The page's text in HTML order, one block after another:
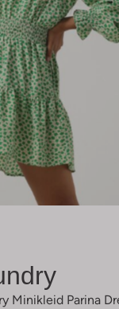
Minikleid Parina